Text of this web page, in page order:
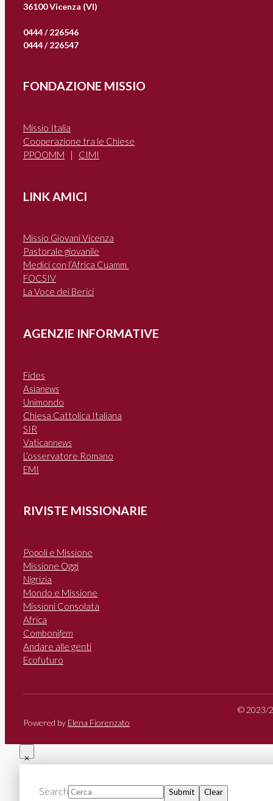
36100 Vicenza (VI)
0444 / 226546
0444 / 226547
FONDAZIONE MISSIO
Missio Italia
Cooperazione tra le Chiese
PPOOMM | CIMI
LINK AMICI
Missio Giovani Vicenza
Pastorale giovanile
Medici con l’Africa Cuamm
FOCSIV
La Voce dei Berici
AGENZIE INFORMATIVE
Fides
Asianews
Unimondo
Chiesa Cattolica Italiana
SIR
Vaticannews
L’osservatore Romano
EMI
RIVISTE MISSIONARIE
Popoli e Missione
Missione Oggi
Nigrizia
Mondo e Missione
Missioni Consolata
Africa
Combonifem
Andare alle genti
Ecofuturo
© 2023/
Powered by Elena Fiorenzato
Search Submit Clear